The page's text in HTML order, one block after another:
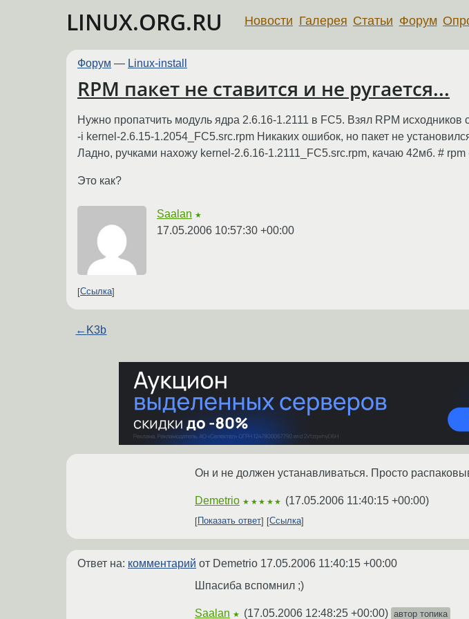
LINUX.ORG.RU Новости Галерея Статьи Форум
Форум — Linux-install
RPM пакет не ставится и не ругается...
Нужно пропатчить модуль ядра 2.6.16-1.2111 в FC5. Взял RPM
-i kernel-2.6.15-1.2054_FC5.src.rpm Никаких ошибок, но пакет не
Ладно, ручками нахожу kernel-2.6.16-1.2111_FC5.src.rpm, качаю 42мб. #
Это как?
Saalan ★
17.05.2006 10:57:30 +00:00
Ссылка
← K3b
Он и не должен устанавливаться. Просто
Demetrio ★★★★★ (17.05.2006 11:40:15 +00:00)
Показать ответ Ссылка
Ответ на: комментарий от Demetrio 17.05.2006 11:40:15 +00:00
Шпасиба вспомнил ;)
Saalan ★ (17.05.2006 12:48:25 +00:00) автор топика